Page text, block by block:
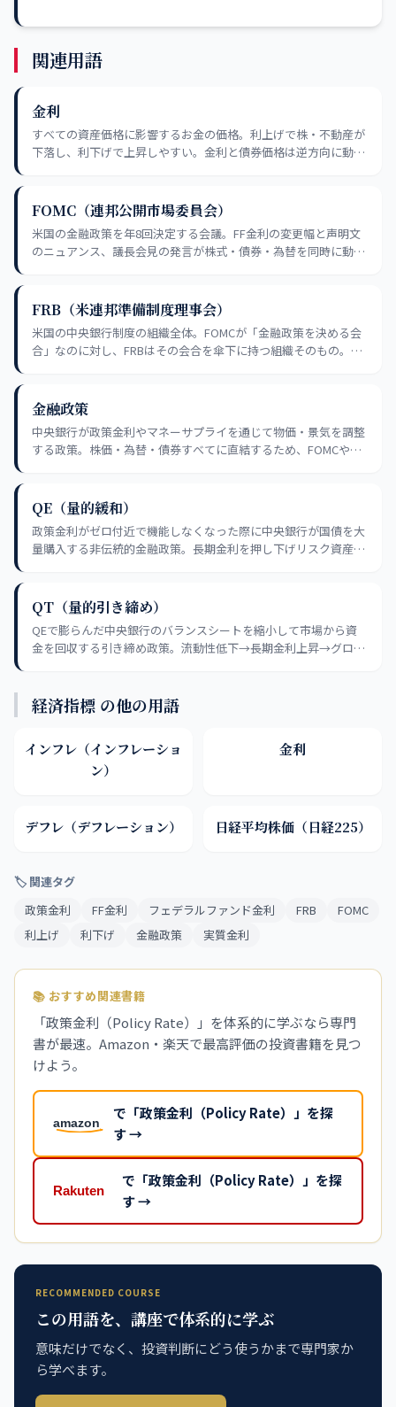
関連用語
金利
すべての資産価格に影響するお金の価格。利上げで株・不動産が
下落し、利下げで上昇しやすい。金利と債券価格は逆方向に動く
FOMC（連邦公開市場委員会）
米国の金融政策を年8回決定する会議。FF金利の変更幅と声明文
のニュアンス、議長会見の発言が株式・債券・為替を同時に動か
FRB（米連邦準備制度理事会）
米国の中央銀行制度の組織全体。FOMCが「金融政策を決める会
合」なのに対し、FRBはその会合を傘下に持つ組織そのもの。雇
金融政策
中央銀行が政策金利やマネーサプライを通じて物価・景気を調整
する政策。株価・為替・債券すべてに直結するため、FOMCや日
QE（量的緩和）
政策金利がゼロ付近で機能しなくなった際に中央銀行が国債を大
量購入する非伝統的金融政策。長期金利を押し下げリスク資産に
QT（量的引き締め）
QEで膨らんだ中央銀行のバランスシートを縮小して市場から資
金を回収する引き締め政策。流動性低下→長期金利上昇→グロー
経済指標 の他の用語
インフレ（インフレーショ
ン）
金利
デフレ（デフレーション） 日経平均株価（日経225）
🏷 関連タグ
政策金利
FF金利 フェデラルファンド金利 FRB
FOMC
利上げ
利下げ 金融政策 実質金利
📚 おすすめ関連書籍
「政策金利（Policy Rate）」を体系的に学ぶなら専門
書が最速。Amazon・楽天で最高評価の投資書籍を見つ
けよう。
で「政策金利（Policy Rate）」を探
す →
で「政策金利（Policy Rate）」を探
す →
RECOMMENDED COURSE
この用語を、講座で体系的に学ぶ
意味だけでなく、投資判断にどう使うかまで専門家か
ら学べます。